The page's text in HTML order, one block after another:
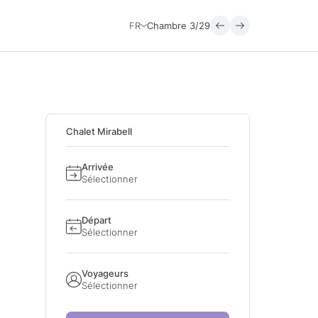
FR Chambre 3/29
Chalet Mirabell
Arrivée
Sélectionner
Départ
Sélectionner
Voyageurs
Sélectionner